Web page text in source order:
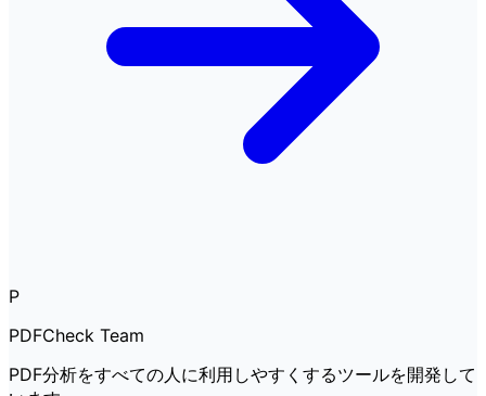
P
PDFCheck Team
PDF分析をすべての人に利用しやすくするツールを開発して